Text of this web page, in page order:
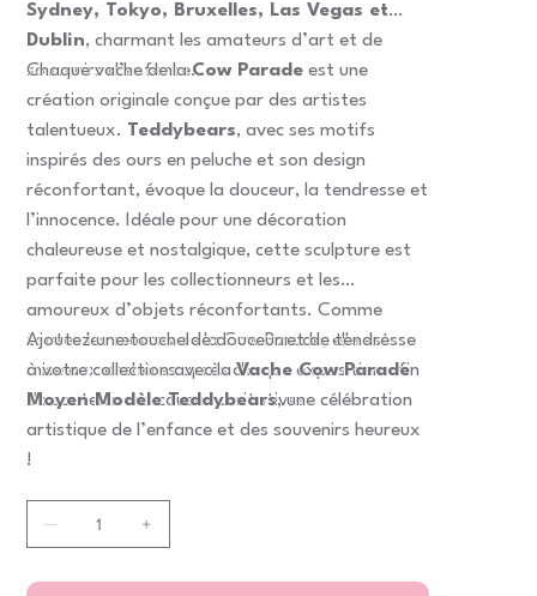
Sydney, Tokyo, Bruxelles, Las Vegas et
Dublin, charmant les amateurs d’art et de
souvenirs d’enfance.
Chaque vache de laCow Parade est une
création originale conçue par des artistes
talentueux. Teddybears, avec ses motifs
inspirés des ours en peluche et son design
réconfortant, évoque la douceur, la tendresse et
l’innocence. Idéale pour une décoration
chaleureuse et nostalgique, cette sculpture est
parfaite pour les collectionneurs et les
amoureux d’objets réconfortants. Comme
toutes les œuvres de la Cow Parade, elle est
mise aux enchères après chaque exposition afin
de soutenir des causes caritatives.
Ajoutez une touche de douceur et de tendresse
à votre collection avec laVache Cow Parade
Moyen Modèle Teddybears, une célébration
artistique de l’enfance et des souvenirs heureux
!